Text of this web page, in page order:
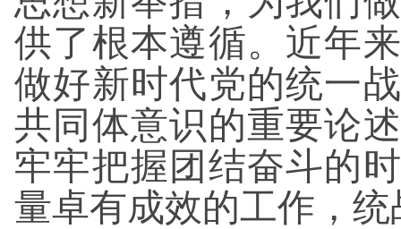
供了根本遵循。近年
做好新时代党的统一
共同体意识的重要论
牢牢把握团结奋斗的
量卓有成效的工作，